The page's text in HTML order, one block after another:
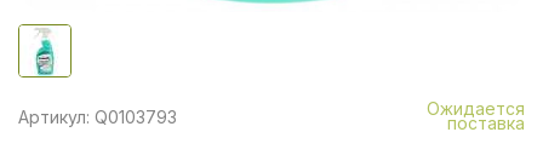
Артикул: Q0103793 Ожидается
поставка